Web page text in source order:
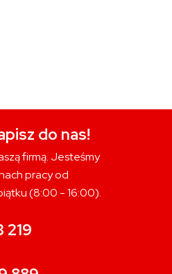
do nas!
firmą. Jesteśmy
pracy od
(8:00 - 16:00).
219